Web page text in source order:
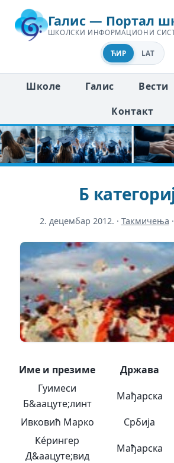
Галис — Портал
ШКОЛСКИ ИНФОРМАЦИОНИ
ЋИР LAT
Школе Галис Вести
Контакт
Б
2. децембар 2012. · Такмичења ·
Име и презиме Држава
Гyимеси
Б&аацуте;линт
Мађарска
Ивковић Марко
Србија
Кéрингер
Д&аацуте;вид
Мађарска